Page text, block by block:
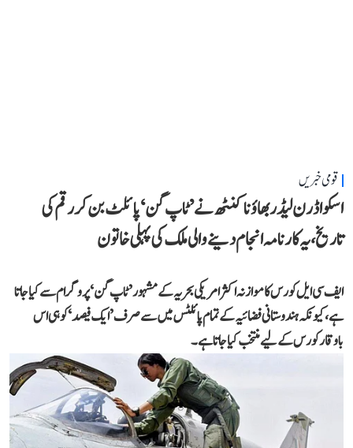
قومی خبریں
اسکواڈرن لیڈر بھاؤنا کنٹھ نے ’ٹاپ گن‘ پائلٹ بن کر رقم کی
تاریخ، یہ کارنامہ انجام دینے والی ملک کی پہلی خاتون
ایف سی ایل کورس کا موازنہ اکثر امریکی بحریہ کے مشہور ’ٹاپ گن‘ پروگرام سے کیا جاتا
ہے، کیونکہ ہندوستانی فضائیہ کے تمام پائلٹس میں سے صرف ’ایک فیصد‘ کو ہی اس
باوقار کورس کے لیے منتخب کیا جاتا ہے۔